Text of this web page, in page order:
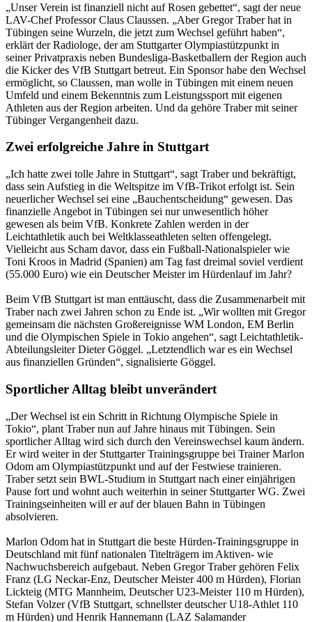
„Unser Verein ist finanziell nicht auf Rosen gebettet“, sagt der neue
LAV-Chef Professor Claus Claussen. „Aber Gregor Traber hat in
Tübingen seine Wurzeln, die jetzt zum Wechsel geführt haben“,
erklärt der Radiologe, der am Stuttgarter Olympiastützpunkt in
seiner Privatpraxis neben Bundesliga-Basketballern der Region auch
die Kicker des VfB Stuttgart betreut. Ein Sponsor habe den Wechsel
ermöglicht, so Claussen, man wolle in Tübingen mit einem neuen
Umfeld und einem Bekenntnis zum Leistungssport mit eigenen
Athleten aus der Region arbeiten. Und da gehöre Traber mit seiner
Tübinger Vergangenheit dazu.
Zwei erfolgreiche Jahre in Stuttgart
„Ich hatte zwei tolle Jahre in Stuttgart“, sagt Traber und bekräftigt,
dass sein Aufstieg in die Weltspitze im VfB-Trikot erfolgt ist. Sein
neuerlicher Wechsel sei eine „Bauchentscheidung“ gewesen. Das
finanzielle Angebot in Tübingen sei nur unwesentlich höher
gewesen als beim VfB. Konkrete Zahlen werden in der
Leichtathletik auch bei Weltklasseathleten selten offengelegt.
Vielleicht aus Scham davor, dass ein Fußball-Nationalspieler wie
Toni Kroos in Madrid (Spanien) am Tag fast dreimal soviel verdient
(55.000 Euro) wie ein Deutscher Meister im Hürdenlauf im Jahr?
Beim VfB Stuttgart ist man enttäuscht, dass die Zusammenarbeit mit
Traber nach zwei Jahren schon zu Ende ist. „Wir wollten mit Gregor
gemeinsam die nächsten Großereignisse WM London, EM Berlin
und die Olympischen Spiele in Tokio angehen“, sagt Leichtathletik-
Abteilungsleiter Dieter Göggel. „Letztendlich war es ein Wechsel
aus finanziellen Gründen“, signalisierte Göggel.
Sportlicher Alltag bleibt unverändert
„Der Wechsel ist ein Schritt in Richtung Olympische Spiele in
Tokio“, plant Traber nun auf Jahre hinaus mit Tübingen. Sein
sportlicher Alltag wird sich durch den Vereinswechsel kaum ändern.
Er wird weiter in der Stuttgarter Trainingsgruppe bei Trainer Marlon
Odom am Olympiastützpunkt und auf der Festwiese trainieren.
Traber setzt sein BWL-Studium in Stuttgart nach einer einjährigen
Pause fort und wohnt auch weiterhin in seiner Stuttgarter WG. Zwei
Trainingseinheiten will er auf der blauen Bahn in Tübingen
absolvieren.
Marlon Odom hat in Stuttgart die beste Hürden-Trainingsgruppe in
Deutschland mit fünf nationalen Titelträgern im Aktiven- wie
Nachwuchsbereich aufgebaut. Neben Gregor Traber gehören Felix
Franz (LG Neckar-Enz, Deutscher Meister 400 m Hürden), Florian
Lickteig (MTG Mannheim, Deutscher U23-Meister 110 m Hürden),
Stefan Volzer (VfB Stuttgart, schnellster deutscher U18-Athlet 110
m Hürden) und Henrik Hannemann (LAZ Salamander